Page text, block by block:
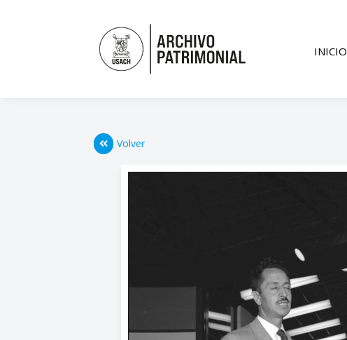
INICIO
Volver